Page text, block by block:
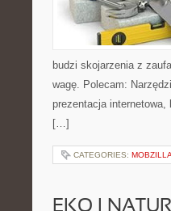
budzi skojarzenia z
wagę. Polecam:
prezentacja
[…]
CATEGORIES: MOBZILLA
EKO I